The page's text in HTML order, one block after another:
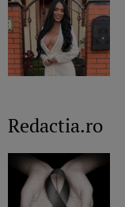
Redactia.ro